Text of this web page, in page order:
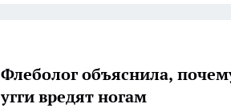
Флеболог объяснила,
угги вредят ногам